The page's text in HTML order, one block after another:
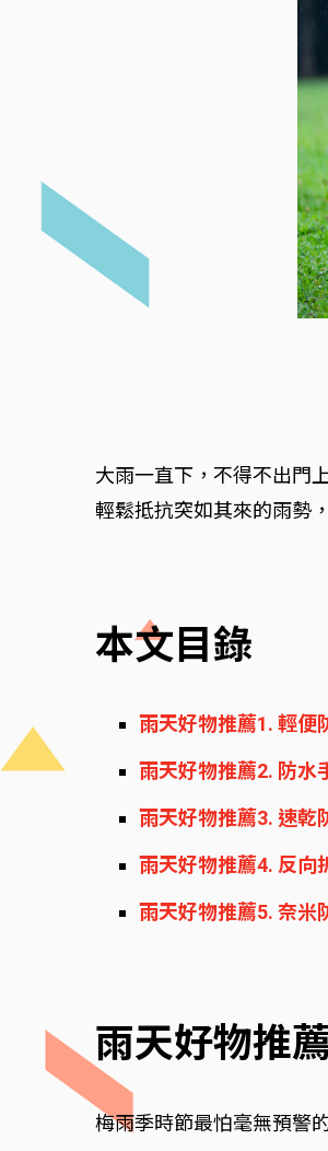
大雨一直下，不得不出門
輕鬆抵抗突如其來的雨勢
本文目錄
雨天好物推薦1. 輕便
雨天好物推薦2. 防水
雨天好物推薦3. 速乾
雨天好物推薦4. 反向
雨天好物推薦5. 奈米
雨天好物推
梅雨季時節最怕毫無預警